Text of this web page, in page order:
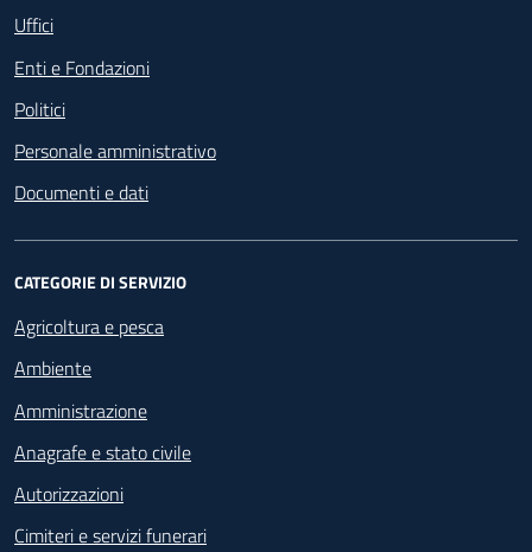
Uffici
Enti e Fondazioni
Politici
Personale amministrativo
Documenti e dati
CATEGORIE DI SERVIZIO
Agricoltura e pesca
Ambiente
Amministrazione
Anagrafe e stato civile
Autorizzazioni
Cimiteri e servizi funerari